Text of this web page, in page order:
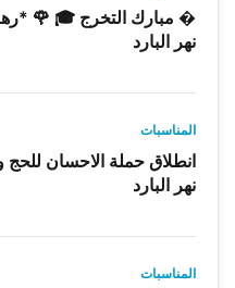
� مبارك التخرج 🎓 🌹
نهر البارد
المناسبات
انطلاق حملة الاحسان للحج
نهر البارد
المناسبات